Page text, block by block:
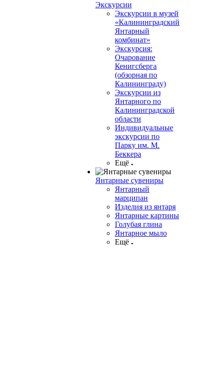
Экскурсии
Экскурсии в музей
«Калининградский
Янтарный
комбинат»
Экскурсия:
Очарование
Кенигсберга
(обзорная по
Калининграду)
Экскурсии из
Янтарного по
Калининградской
области
Индивидуальные
экскурсии по
Парку им. М.
Беккера
Ещё
Янтарные сувениры
Янтарный
марципан
Изделия из янтаря
Янтарные картины
Голубая глина
Янтарное мыло
Ещё